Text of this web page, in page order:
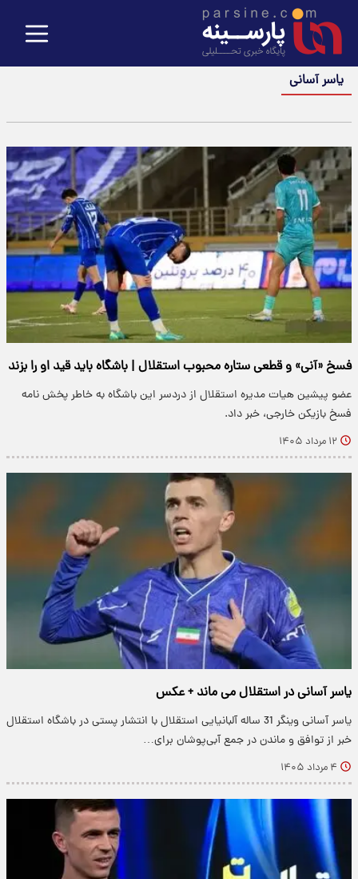
یاسر آسانی
فسخ «آنی» و قطعی ستاره محبوب استقلال | باشگاه باید قید او را بزند
عضو پیشین هیات مدیره استقلال از دردسر این باشگاه به خاطر پخش نامه
فسخ بازیکن خارجی، خبر داد.
۱۲ مرداد ۱۴۰۵
یاسر آسانی در استقلال می ماند + عکس
یاسر آسانی وینگر 31 ساله آلبانیایی استقلال با انتشار پستی در باشگاه استقلال
خبر از توافق و ماندن در جمع آبی‌پوشان برای…
۴ مرداد ۱۴۰۵